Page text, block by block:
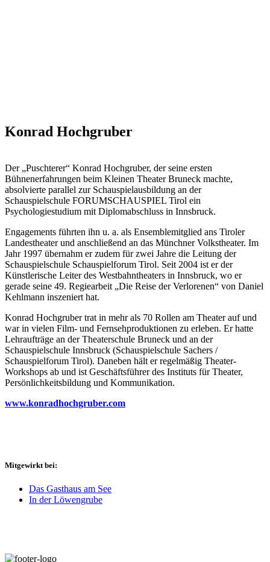
Konrad Hochgruber
Der „Puschterer“ Konrad Hochgruber, der seine ersten
Bühnenerfahrungen beim Kleinen Theater Bruneck machte,
absolvierte parallel zur Schauspielausbildung an der
Schauspielschule FORUMSCHAUSPIEL Tirol ein
Psychologiestudium mit Diplomabschluss in Innsbruck.
Engagements führten ihn u. a. als Ensemblemitglied ans Tiroler
Landestheater und anschließend an das Münchner Volkstheater. Im
Jahr 1997 übernahm er zudem für zwei Jahre die Leitung der
Schauspielschule Schauspielforum Tirol. Seit 2004 ist er der
Künstlerische Leiter des Westbahntheaters in Innsbruck, wo er
gerade seine 49. Regiearbeit „Die Reise der Verlorenen“ von Daniel
Kehlmann inszeniert hat.
Konrad Hochgruber trat in mehr als 70 Rollen am Theater auf und
war in vielen Film- und Fernsehproduktionen zu erleben. Er hatte
Lehraufträge an der Theaterschule Bruneck und an der
Schauspielschule Innsbruck (Schauspielschule Sachers /
Schauspielforum Tirol). Daneben hält er regelmäßig Theater-
Workshops ab und ist Geschäftsführer des Instituts für Theater,
Persönlichkeitsbildung und Kommunikation.
www.konradhochgruber.com
Mitgewirkt bei:
Das Gasthaus am See
In der Löwengrube